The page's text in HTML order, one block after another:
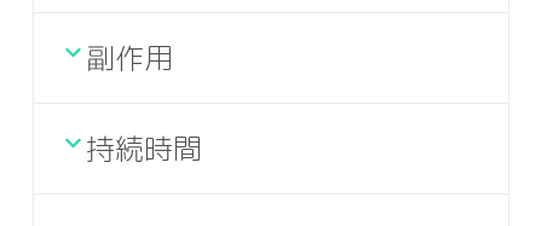
副作用
持続時間